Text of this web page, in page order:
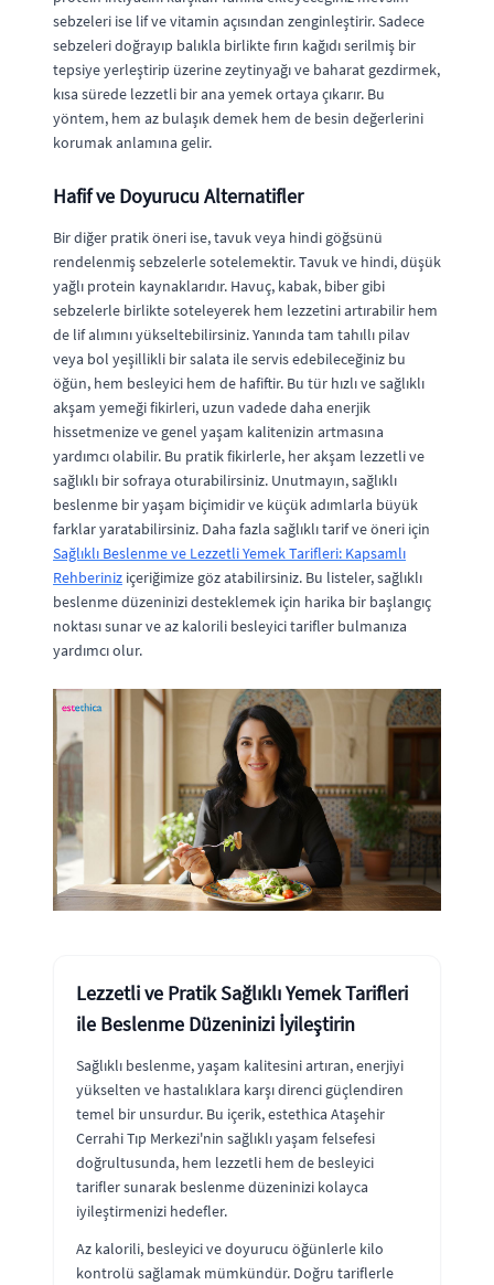
sebzeleri ise lif ve vitamin açısından zenginleştirir. Sadece
sebzeleri doğrayıp balıkla birlikte fırın kağıdı serilmiş bir
tepsiye yerleştirip üzerine zeytinyağı ve baharat gezdirmek,
kısa sürede lezzetli bir ana yemek ortaya çıkarır. Bu
yöntem, hem az bulaşık demek hem de besin değerlerini
korumak anlamına gelir.
Hafif ve Doyurucu Alternatifler
Bir diğer pratik öneri ise, tavuk veya hindi göğsünü
rendelenmiş sebzelerle sotelemektir. Tavuk ve hindi, düşük
yağlı protein kaynaklarıdır. Havuç, kabak, biber gibi
sebzelerle birlikte soteleyerek hem lezzetini artırabilir hem
de lif alımını yükseltebilirsiniz. Yanında tam tahıllı pilav
veya bol yeşillikli bir salata ile servis edebileceğiniz bu
öğün, hem besleyici hem de hafiftir. Bu tür hızlı ve sağlıklı
akşam yemeği fikirleri, uzun vadede daha enerjik
hissetmenize ve genel yaşam kalitenizin artmasına
yardımcı olabilir. Bu pratik fikirlerle, her akşam lezzetli ve
sağlıklı bir sofraya oturabilirsiniz. Unutmayın, sağlıklı
beslenme bir yaşam biçimidir ve küçük adımlarla büyük
farklar yaratabilirsiniz. Daha fazla sağlıklı tarif ve öneri için
Sağlıklı Beslenme ve Lezzetli Yemek Tarifleri: Kapsamlı
Rehberiniz içeriğimize göz atabilirsiniz. Bu listeler, sağlıklı
beslenme düzeninizi desteklemek için harika bir başlangıç
noktası sunar ve az kalorili besleyici tarifler bulmanıza
yardımcı olur.
Lezzetli ve Pratik Sağlıklı Yemek Tarifleri
ile Beslenme Düzeninizi İyileştirin
Sağlıklı beslenme, yaşam kalitesini artıran, enerjiyi
yükselten ve hastalıklara karşı direnci güçlendiren
temel bir unsurdur. Bu içerik, estethica Ataşehir
Cerrahi Tıp Merkezi'nin sağlıklı yaşam felsefesi
doğrultusunda, hem lezzetli hem de besleyici
tarifler sunarak beslenme düzeninizi kolayca
iyileştirmenizi hedefler.
Az kalorili, besleyici ve doyurucu öğünlerle kilo
kontrolü sağlamak mümkündür. Doğru tariflerle